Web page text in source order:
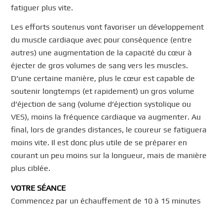
fatiguer plus vite.
Les efforts soutenus vont favoriser un développement
du muscle cardiaque avec pour conséquence (entre
autres) une augmentation de la capacité du cœur à
éjecter de gros volumes de sang vers les muscles.
D’une certaine manière, plus le cœur est capable de
soutenir longtemps (et rapidement) un gros volume
d’éjection de sang (volume d’éjection systolique ou
VES), moins la fréquence cardiaque va augmenter. Au
final, lors de grandes distances, le coureur se fatiguera
moins vite. Il est donc plus utile de se préparer en
courant un peu moins sur la longueur, mais de manière
plus ciblée.
VOTRE SÉANCE
Commencez par un échauffement de 10 à 15 minutes